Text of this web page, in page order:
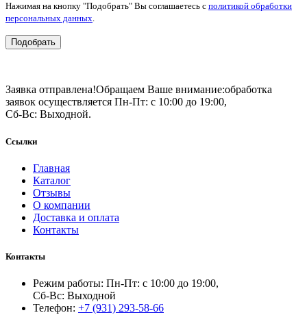
Нажимая на кнопку "Подобрать" Вы соглашаетесь с политикой обработки
персональных данных.
Подобрать
Заявка отправлена!Обращаем Ваше внимание:обработка
заявок осуществляется Пн-Пт: с 10:00 до 19:00,
Сб-Вс: Выходной.
Ссылки
Главная
Каталог
Отзывы
О компании
Доставка и оплата
Контакты
Контакты
Режим работы: Пн-Пт: с 10:00 до 19:00,
Сб-Вс: Выходной
Телефон: +7 (931) 293-58-66